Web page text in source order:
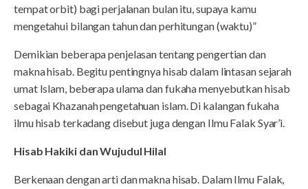
tempat orbit) bagi perjalanan bulan itu, supaya kamu
mengetahui bilangan tahun dan perhitungan (waktu)”
Demikian beberapa penjelasan tentang pengertian dan
makna hisab. Begitu pentingnya hisab dalam lintasan sejarah
umat Islam, beberapa ulama dan fukaha menyebutkan hisab
sebagai Khazanah pengetahuan islam. Di kalangan fukaha
ilmu hisab terkadang disebut juga dengan Ilmu Falak Syar’i.
Hisab Hakiki dan Wujudul Hilal
Berkenaan dengan arti dan makna hisab. Dalam Ilmu Falak,